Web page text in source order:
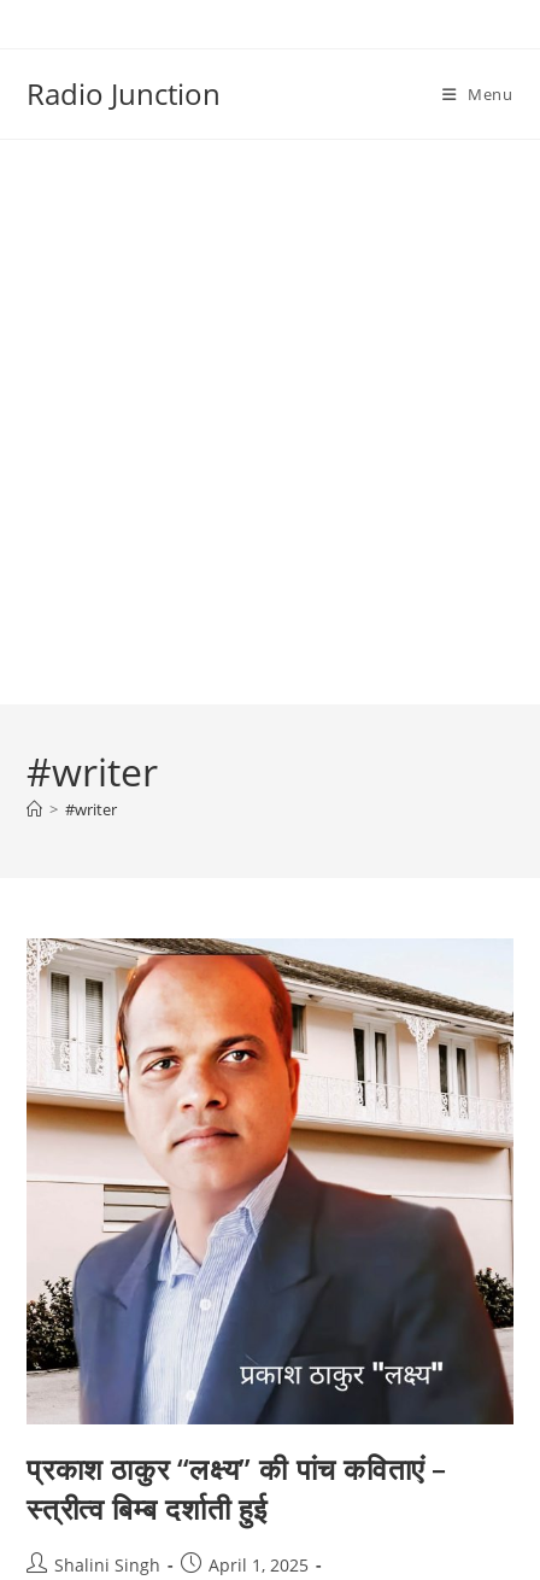
Radio Junction Menu
#writer
> #writer
प्रकाश ठाकुर “लक्ष्य” की पांच कविताएं –
स्त्रीत्व बिम्ब दर्शाती हुई
PostShalini Singh
PostApril 1, 2025